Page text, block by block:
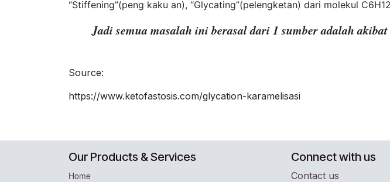
“Stiffening”(peng kaku an), “Glycating”(pelengketan) dari molekul
Jadi semua masalah ini berasal dari 1 sumber adalah
Source:
https://www.ketofastosis.com/glycation-karamelisasi
Our Products & Services
Home
Connect with us
Contact us